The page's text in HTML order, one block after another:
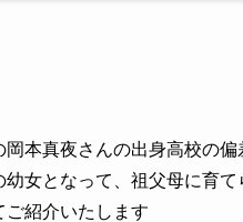
岡本真夜さんの出身高校の
女となって、祖父母に育
紹介いたします